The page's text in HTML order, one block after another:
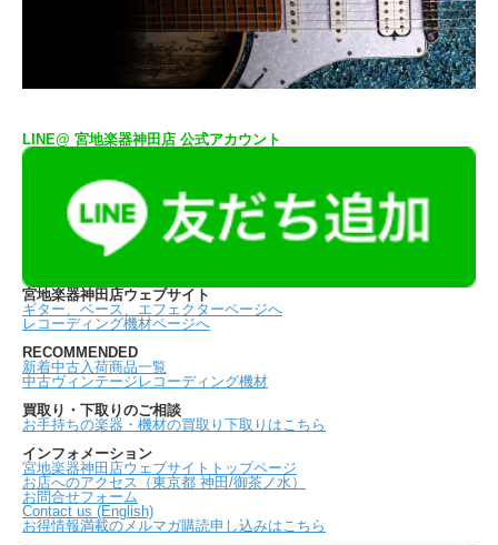
LINE@ 宮地楽器神田店 公式アカウント
宮地楽器神田店ウェブサイト
ギター、ベース、エフェクターページへ
レコーディング機材ページへ
RECOMMENDED
新着中古入荷商品一覧
中古ヴィンテージレコーディング機材
買取り・下取りのご相談
お手持ちの楽器・機材の買取り下取りはこちら
インフォメーション
宮地楽器神田店ウェブサイトトップページ
お店へのアクセス（東京都 神田/御茶ノ水）
お問合せフォーム
Contact us (English)
お得情報満載のメルマガ購読申し込みはこちら